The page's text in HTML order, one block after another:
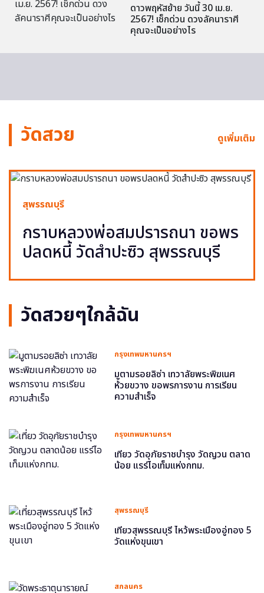
ดาวพฤหัสย้าย วันนี้ 30 เม.ย.
2567! เช็กด่วน ดวงลัคนาราศี
คุณจะเป็นอย่างไร
วัดสวย ดูเพิ่มเติม
สุพรรณบุรี
กราบหลวงพ่อสมปรารถนา ขอพร
ปลดหนี้ วัดสำปะซิว สุพรรณบุรี
วัดสวยๆใกล้ฉัน
กรุงเทพมหานครฯ
มูตามรอยลิซ่า เทวาลัยพระพิฆเนศ
ห้วยขวาง ขอพรการงาน การเรียน
ความสำเร็จ
กรุงเทพมหานครฯ
เที่ยว วัดอุภัยราชบำรุง วัดญวน ตลาด
น้อย แรร์ไอเท็มแห่งกทม.
สุพรรณบุรี
เที่ยวสุพรรณบุรี ไหว้พระเมืองอู่ทอง 5
วัดแห่งขุนเขา
สกลนคร